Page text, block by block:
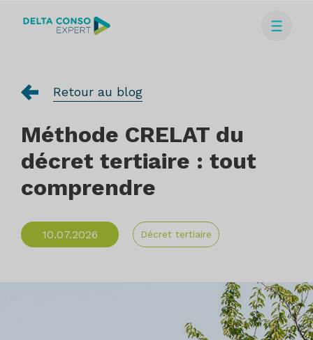
Retour au blog
Méthode CRELAT du
décret tertiaire : tout
comprendre
10.07.2026 Décret tertiaire